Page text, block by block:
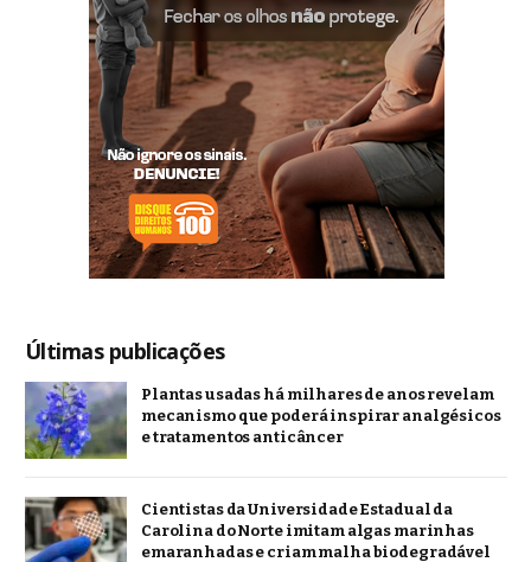
Últimas publicações
Plantas usadas há milhares de anos revelam
mecanismo que poderá inspirar analgésicos
e tratamentos anticâncer
Cientistas da Universidade Estadual da
Carolina do Norte imitam algas marinhas
emaranhadas e criam malha biodegradável